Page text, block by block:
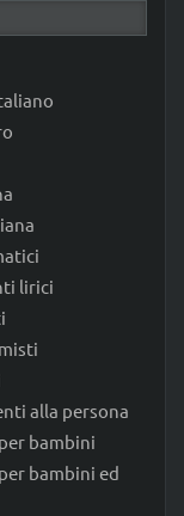
lirici
alla persona
bambini
bambini ed